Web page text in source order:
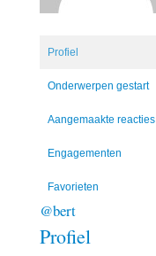
Profiel
Onderwerpen gestart
Aangemaakte reacties
Engagementen
Favorieten
@bert
Profiel